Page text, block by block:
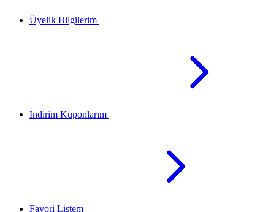
Üyelik Bilgilerim
İndirim Kuponlarım
Favori Listem